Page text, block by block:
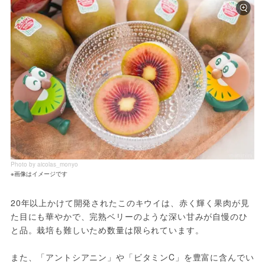
Photo by aicolas_monyo
※画像はイメージです
20年以上かけて開発されたこのキウイは、赤く輝く果肉が見
た目にも華やかで、完熟ベリーのような深い甘みが自慢のひ
と品。栽培も難しいため数量は限られています。
また、「アントシアニン」や「ビタミンC」を豊富に含んでい